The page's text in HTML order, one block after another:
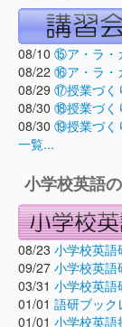
08/10 ⑮ア・ラ・
08/22 ⑯ア・ラ・
08/29 ⑰授業づく
08/30 ⑱授業づく
08/30 ⑲授業づく
一覧...
小学校英語
08/23 小学校英
09/27 小学校英
03/31 小学校英
01/01 語研ブック
01/01 小学校英語